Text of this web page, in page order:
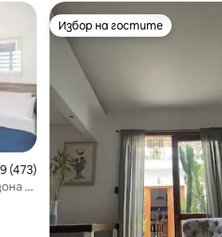
оценка: 4,99 от 5, 473 отзива
(473)
–
Избор на гостите
Избор на гостите